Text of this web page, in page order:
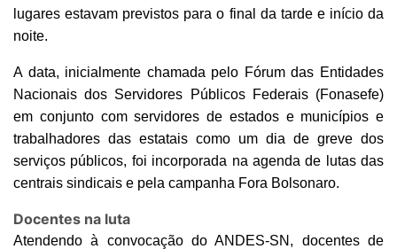
lugares estavam previstos para o final da tarde e início da
noite.
A data, inicialmente chamada pelo Fórum das Entidades
Nacionais dos Servidores Públicos Federais (Fonasefe)
em conjunto com servidores de estados e municípios e
trabalhadores das estatais como um dia de greve dos
serviços públicos, foi incorporada na agenda de lutas das
centrais sindicais e pela campanha Fora Bolsonaro.
Docentes na luta
Atendendo à convocação do ANDES-SN, docentes de